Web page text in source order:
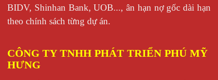
BIDV, Shinhan Bank, UOB..., ân hạn nợ gốc dài hạn
theo chính sách từng dự án.
CÔNG TY TNHH PHÁT TRIỂN PHÚ MỸ
HƯNG